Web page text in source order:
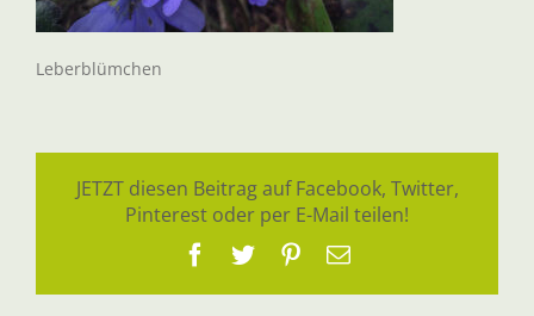
Leberblümchen
JETZT diesen Beitrag auf Facebook, Twitter,
Pinterest oder per E-Mail teilen!
Facebook
TwitterPinterest
E-